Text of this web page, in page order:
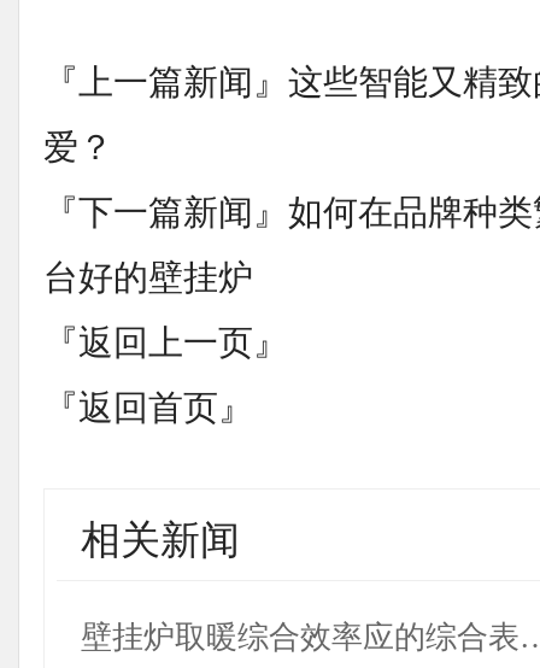
『上一篇新闻』 这些智能又精
爱？
『下一篇新闻』 如何在品牌种
台好的壁挂炉
『返回上一页』
『返回首页』
相关新闻
壁挂炉取暖综合效率应的综合表